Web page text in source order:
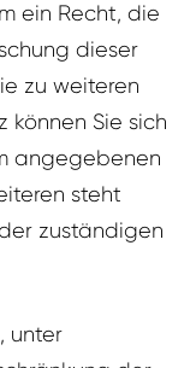
ein Recht, die
dieser
zu weiteren
können Sie sich
angegebenen
steht
zuständigen
unter